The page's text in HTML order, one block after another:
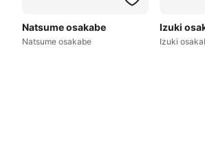
Natsume osakabe
Natsume osakabe
Izuki
Izuki